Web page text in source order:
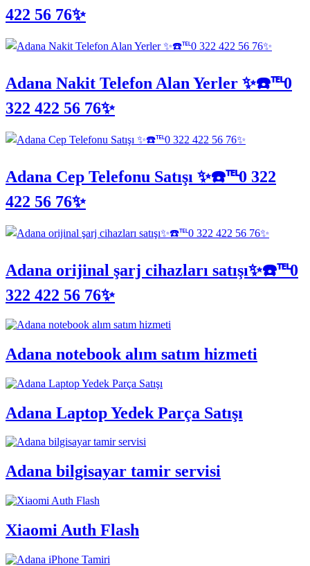
422 56 76✨
Adana Nakit Telefon Alan Yerler ✨☎️℡0
322 422 56 76✨
Adana Cep Telefonu Satışı ✨☎️℡0 322
422 56 76✨
Adana orijinal şarj cihazları satışı✨☎️℡0
322 422 56 76✨
Adana notebook alım satım hizmeti
Adana Laptop Yedek Parça Satışı
Adana bilgisayar tamir servisi
Xiaomi Auth Flash